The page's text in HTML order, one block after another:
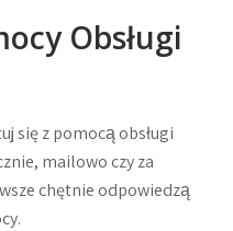
Obsługi
się z pomocą obsługi
mailowo czy za
chętnie odpowiedzą